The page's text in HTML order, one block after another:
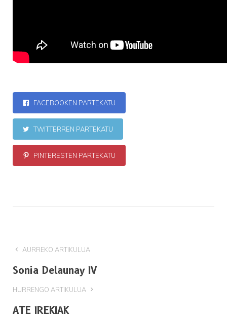
FACEBOOKEN PARTEKATU
TWITTERREN PARTEKATU
PINTERESTEN PARTEKATU
AURREKO ARTIKULUA
Sonia Delaunay IV
HURRENGO ARTIKULUA
ATE IREKIAK